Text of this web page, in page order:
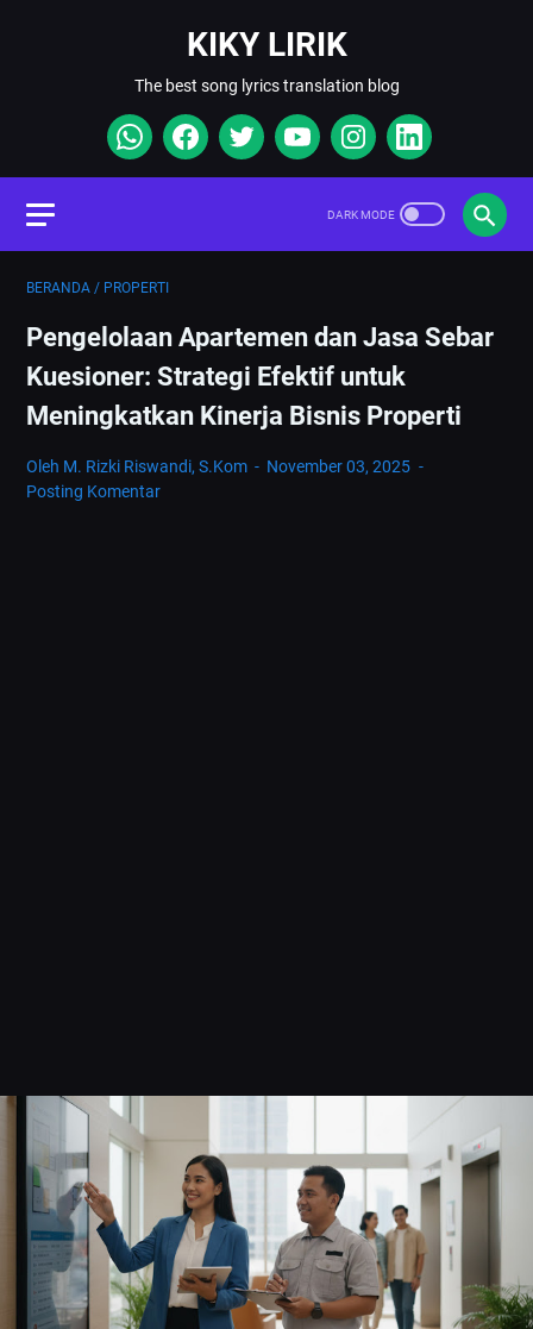
KIKY LIRIK
The best song lyrics translation blog
BERANDA / PROPERTI
Pengelolaan Apartemen dan Jasa Sebar
Kuesioner: Strategi Efektif untuk
Meningkatkan Kinerja Bisnis Properti
Oleh M. Rizki Riswandi, S.Kom
November 03, 2025
Posting Komentar